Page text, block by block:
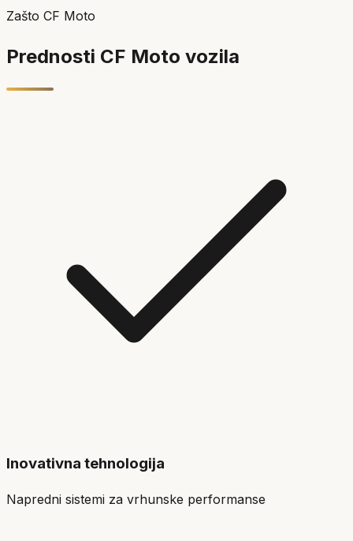
Zašto CF Moto
Prednosti CF Moto vozila
Inovativna tehnologija
Napredni sistemi za vrhunske performanse